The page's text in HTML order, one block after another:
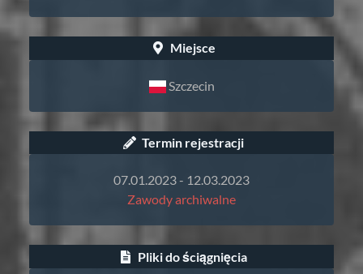
Miejsce
Szczecin
Termin rejestracji
07.01.2023 - 12.03.2023
Zawody archiwalne
Pliki do ściągnięcia